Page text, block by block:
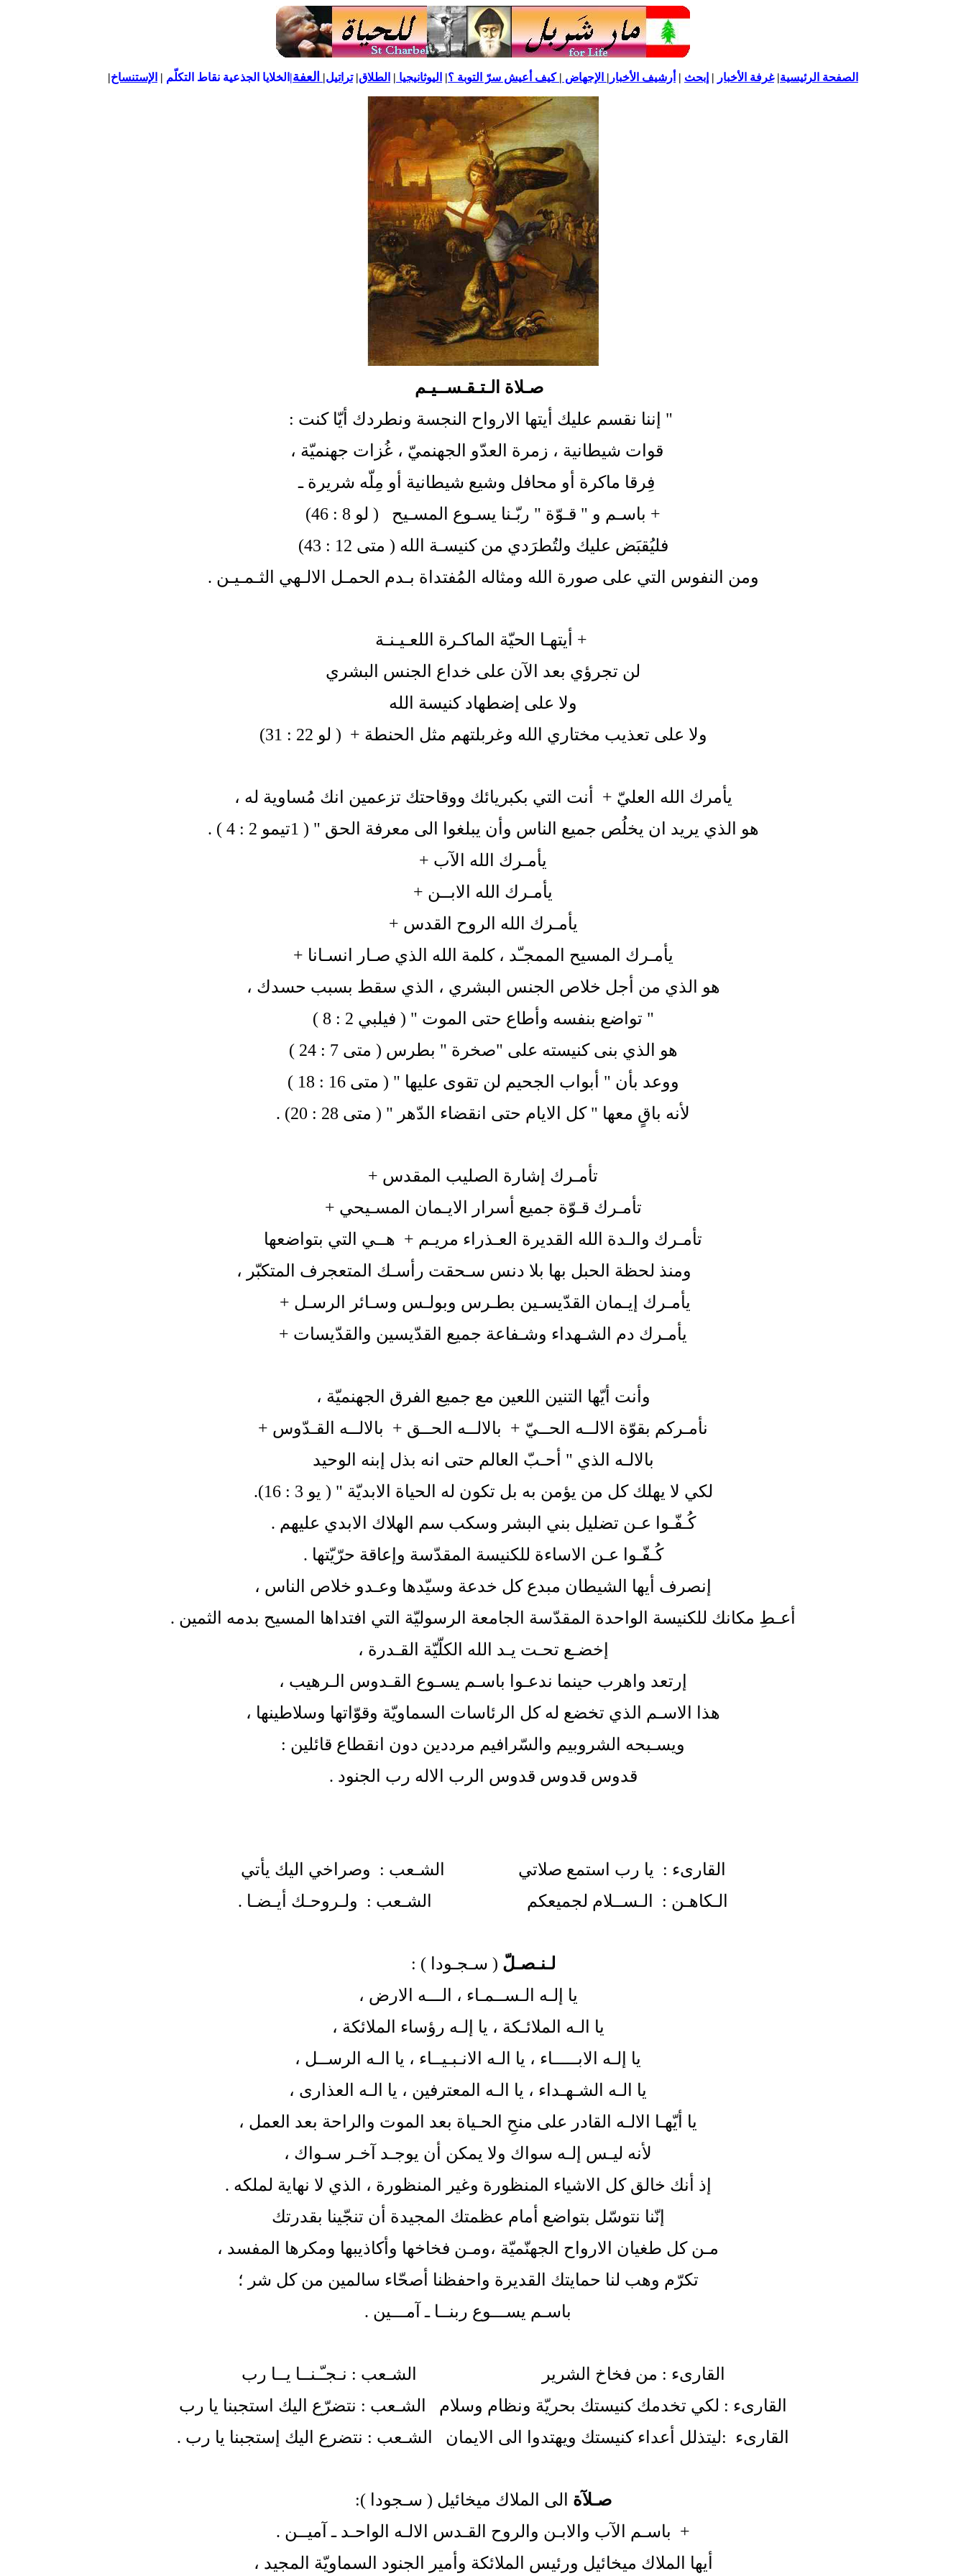
الصفحة الرئيسية|غرفة الأخبار | إبحث | أرشيف الأخبار | الإجهاض | كيف أعيش سرّ التوبة ؟| اليوثانيجيا | الطلاق|تراتيل| العفة| الخلايا الجذعية نقاط التكلّ‍م | الإستنساخ|
صـلاة الـتـقـســيـم
"
إننا نقسم عليك أيتها الارواح النجسة ونطردك أيّا كنت :
قوات شيطانية ، زمرة العدّو الجهنميّ ، غُزات جهنميّة ،
فِرقا ماكرة أو محافل وشيع شيطانية أو مِلّه شريرة ـ
+ باسـم و " قـوّة " ربّـنا يسـوع المسـيح ( لو 8 : 46)
فليُقبَض عليك ولتُطرَدي من كنيسـة الله ( متى 12 : 43)
ومن النفوس التي على صورة الله ومثاله المُفتداة بـدم الحمـل الالـهي الثـمـيـن .
+
أيتهـا الحيّة الماكـرة اللعـيـنـة
لن تجرؤي بعد الآن على خداع الجنس البشري
ولا على إضطهاد كنيسة الله
ولا على تعذيب مختاري الله وغربلتهم مثل الحنطة + ( لو 22 : 31)
يأمرك الله العليّ + أنت التي بكبريائك ووقاحتك تزعمين انك مُساوية له ،
هو الذي يريد ان يخلُص جميع الناس وأن يبلغوا الى معرفة الحق " ( 1تيمو 2 : 4 )
.
يأمـرك الله الآب +
يأمـرك الله الابــن +
يأمـرك الله الروح القدس +
يأمـرك المسيح الممجـّد ، كلمة الله الذي صـار انسـانا +
هو الذي من أجل خلاص الجنس البشري ، الذي سقط بسبب حسدك ،
" تواضع بنفسه وأطاع حتى الموت " ( فيلبي 2 : 8
)
هو الذي بنى كنيسته على "صخرة " بطرس ( متى 7 : 24
)
ووعد بأن " أبواب الجحيم لن تقوى عليها " ( متى 16 : 18
)
لأنه باقٍ معها " كل الايام حتى انقضاء الدّهر " ( متى 28 : 20) .
تأمـرك إشارة الصليب المقدس +
تأمـرك قـوّة جميع أسرار
الايـمان المسـيحي +
تأمـرك والـدة الله القديرة العـذراء مريـم + هــي التي بتواضعها
ومنذ لحظة الحبل بها بلا دنس سـحقت رأسـك المتعجرف المتكبّر ،
يأمـرك إيـمان القدّيسـين بطـرس وبولـس وسـائر الرسـل +
يأمـرك دم الشـهداء وشـفاعة جميع القدّيسين والقدّيسات +
وأنت أيّها التنين اللعين مع جميع الفرق الجهنميّة ،
نأمـركم بقوّة الالــه الحــيّ + بالالــه الحــق + بالالــه القـدّوس +
بالالـه الذي " أحـبّ العالم حتى انه بذل إبنه الوحيد
لكي لا يهلك كل من يؤمن به بل تكون له الحياة الابديّة " ( يو 3 : 16).
كُـفّـوا عـن تضليل بني البشر وسكب سم الهلاك الابدي عليهم .
كُـفّـوا عـن الاساءة للكنيسة المقدّسة وإعاقة حرّيّتها .
إنصرف أيها الشيطان مبدع كل خدعة وسيّدها وعـدو خلاص الناس ،
أعـطِ مكانك للكنيسة الواحدة المقدّسة الجامعة الرسوليّة التي افتداها المسيح بدمه الثمين .
إخضـع تحـت يـد الله الكلّيّة القـدرة ،
إرتعد واهرب حينما ندعـوا باسـم يسـوع القـدوس الـرهيب ،
هذا الاسـم الذي تخضع له كل الرئاسات السماويّة وقوّاتها وسلاطينها ،
ويسـبحه الشروبيم والسّرافيم مرددين دون انقطاع قائلين :
قدوس قدوس قدوس الرب الاله رب الجنود .
القارىء : يا رب استمع صلاتي الشـعب : وصراخي اليك يأتي
الـكاهـن : الـســلام لجميعكم الشـعب : ولـروحـك أيـضـا .
لـنـصـلّ ( سـجـودا ) :
يا إلـه الـســمـاء ، الـــه الارض ،
يا الـه الملائـكة ، يا إلـه رؤساء الملائكة ،
يا إلـه الابـــــاء ، يا الـه الانـبـيــاء ، يا الـه الرســل ،
يا الـه الشـهـداء ، يا الـه المعترفين ، يا الـه العذارى ،
يا أيّهـا الالـه القادر على منحِ الحـياة بعد الموت والراحة بعد العمل ،
لأنه ليـس إلـه سواك ولا يمكن أن يوجـد آخـر سـواك ،
إذ أنك خالق كل الاشياء المنظورة وغير المنظورة ، الذي لا نهاية لملكه .
إنّنا نتوسّل بتواضع أمام عظمتك المجيدة أن تنجّينا بقدرتك
مـن كل طغيان الارواح الجهنّميّة ،ومـن فخاخها وأكاذيبها ومكرها المفسد ،
تكرّم وهب لنا حمايتك القديرة واحفظنا أصحّاء سالمين من كل شر ؛
باسـم يســـوع ربنــا ـ آمـــين .
القارىء : من فخاخ الشرير
الشـعب : نـجـّـنــا يــا رب
القارىء : لكي تخدمك كنيستك بحريّة ونظام وسلام
الشـعب : نتضرّع اليك استجبنا يا رب
القارىء :ليتذلل أعداء كنيستك ويهتدوا الى الايمان الشـعب : نتضرع اليك إستجبنا يا رب .
صـلآة الى الملاك ميخائيل ( سـجودا ):
+ باسـم الآب والابـن والروح القـدس الالـه الواحـد ـ آميــن .
أيها الملاك ميخائيل ورئيس الملائكة وأمير الجنود السماويّة المجيد ،